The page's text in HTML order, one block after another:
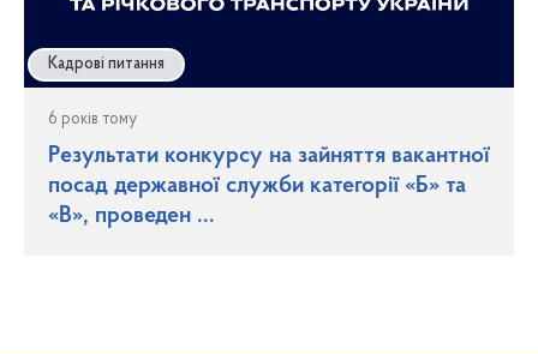
Кадрові питання
Результати конкурсу на зайняття вакантної
посад державної служби категорії «Б» та
«В», проведен ...
6 років тому